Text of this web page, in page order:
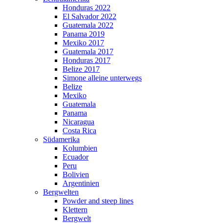
Honduras 2022
El Salvador 2022
Guatemala 2022
Panama 2019
Mexiko 2017
Guatemala 2017
Honduras 2017
Belize 2017
Simone alleine unterwegs
Belize
Mexiko
Guatemala
Panama
Nicaragua
Costa Rica
Südamerika
Kolumbien
Ecuador
Peru
Bolivien
Argentinien
Bergwelten
Powder and steep lines
Klettern
Bergwelt